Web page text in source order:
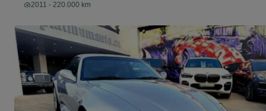
2011 - 220.000 km